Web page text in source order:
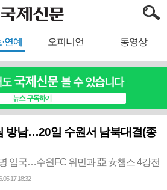
연예 오피니언 동영상
방남…20일 수원서 남북대결(종
입국…수원FC 위민과 亞 女챔스 4강전
18:32